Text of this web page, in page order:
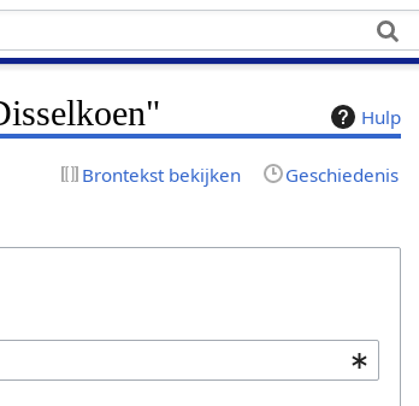
Hulp
Brontekst bekijken Geschiedenis